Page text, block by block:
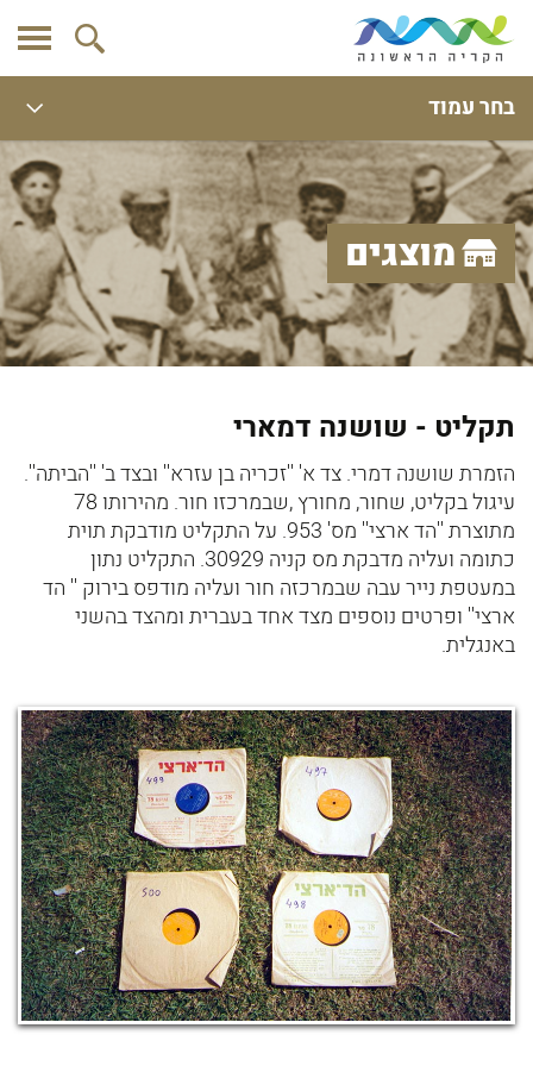
בחר עמוד
מוצגים
תקליט - שושנה דמארי
הזמרת שושנה דמרי. צד א' ''זכריה בן עזרא'' ובצד ב' ''הביתה''.
עיגול בקליט, שחור, מחורץ ,שבמרכזו חור. מהירותו 78
מתוצרת ''הד ארצי'' מס' 953. על התקליט מודבקת תוית
כתומה ועליה מדבקת מס קניה 30929. התקליט נתון
במעטפת נייר עבה שבמרכזה חור ועליה מודפס בירוק '' הד
ארצי'' ופרטים נוספים מצד אחד בעברית ומהצד בהשני
באנגלית.